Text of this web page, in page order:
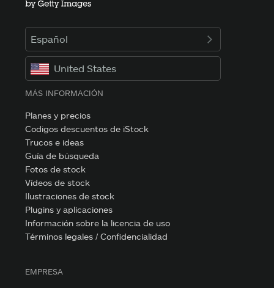
Español
United States
MÁS INFORMACIÓN
Planes y precios
Codigos descuentos de iStock
Trucos e ideas
Guía de búsqueda
Fotos de stock
Vídeos de stock
Ilustraciones de stock
Plugins y aplicaciones
Información sobre la licencia de uso
Términos legales / Confidencialidad
EMPRESA